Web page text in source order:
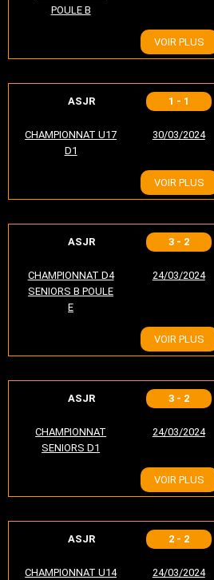
POULE B
VOIR PLUS
ASJR 1 - 1
CHAMPIONNAT U17
D1
30/03/2024
VOIR PLUS
ASJR 3 - 2
CHAMPIONNAT D4
SENIORS B POULE
E
24/03/2024
VOIR PLUS
ASJR 3 - 2
CHAMPIONNAT
SENIORS D1
24/03/2024
VOIR PLUS
ASJR 2 - 2
CHAMPIONNAT U14
24/03/2024